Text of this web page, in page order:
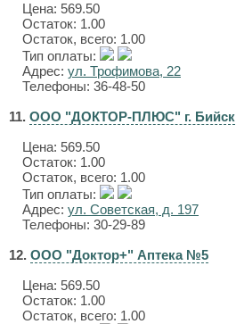
Цена: 569.50
Остаток: 1.00
Остаток, всего: 1.00
Тип оплаты:
Адрес: ул. Трофимова, 22
Телефоны: 36-48-50
11. ООО "ДОКТОР-ПЛЮС" г. Бийск
Цена: 569.50
Остаток: 1.00
Остаток, всего: 1.00
Тип оплаты:
Адрес: ул. Советская, д. 197
Телефоны: 30-29-89
12. ООО "Доктор+" Аптека №5
Цена: 569.50
Остаток: 1.00
Остаток, всего: 1.00